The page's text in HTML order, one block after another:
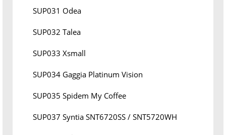
SUP031 Odea
SUP032 Talea
SUP033 Xsmall
SUP034 Gaggia Platinum Vision
SUP035 Spidem My Coffee
SUP037 Syntia SNT6720SS / SNT5720WH